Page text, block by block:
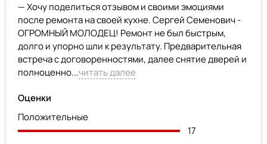
— Хочу поделиться отзывом и своими эмоциями
после ремонта на своей кухне. Сергей Семенович -
ОГРОМНЫЙ МОЛОДЕЦ! Ремонт не был быстрым,
долго и упорно шли к результату. Предварительная
встреча с договоренностями, далее снятие дверей и
полноценно...читать далее
Оценки
Положительные
17